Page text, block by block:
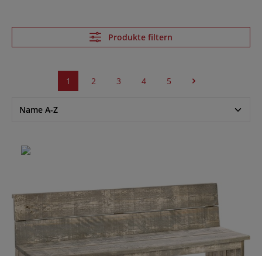
Produkte filtern
1 2 3 4 5